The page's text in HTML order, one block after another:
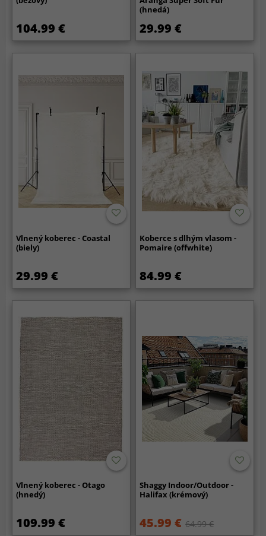
104.99 €
(hnedá)
29.99 €
Vlnený koberec - Coastal
(biely)
29.99 €
Koberce s dlhým vlasom -
Pomaire (offwhite)
84.99 €
Vlnený koberec - Otago
(hnedý)
109.99 €
Shaggy Indoor/Outdoor -
Halifax (krémový)
45.99 € 64.99 €